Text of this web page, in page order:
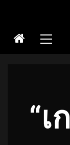
Menu
“